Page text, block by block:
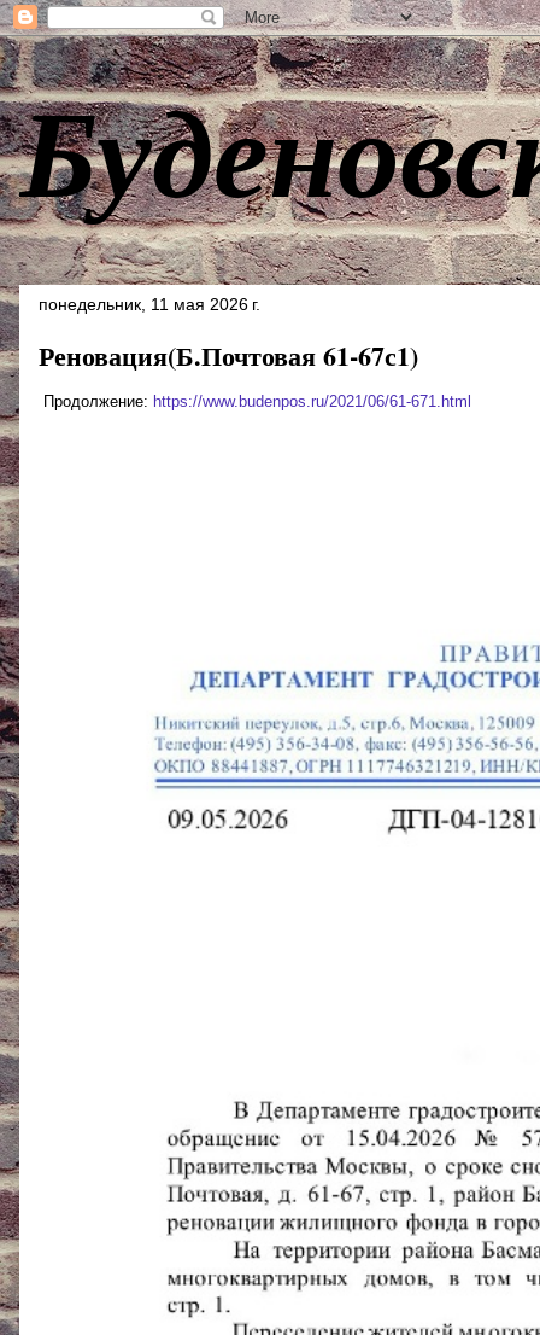
понедельник, 11 мая 2026 г.
Реновация(Б.Почтовая 61-67с1)
Продолжение: https://www.budenpos.ru/2021/06/61-671.html